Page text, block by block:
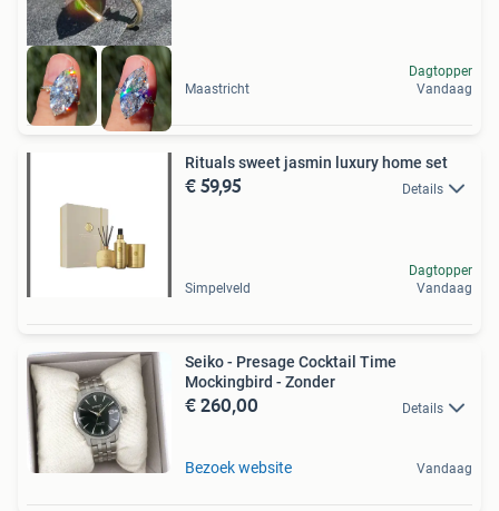
Maastricht
Dagtopper
Vandaag
Rituals sweet jasmin luxury home set
€ 59,95 Details
Simpelveld
Dagtopper
Vandaag
Seiko - Presage Cocktail Time
Mockingbird - Zonder
€ 260,00 Details
Bezoek website Vandaag